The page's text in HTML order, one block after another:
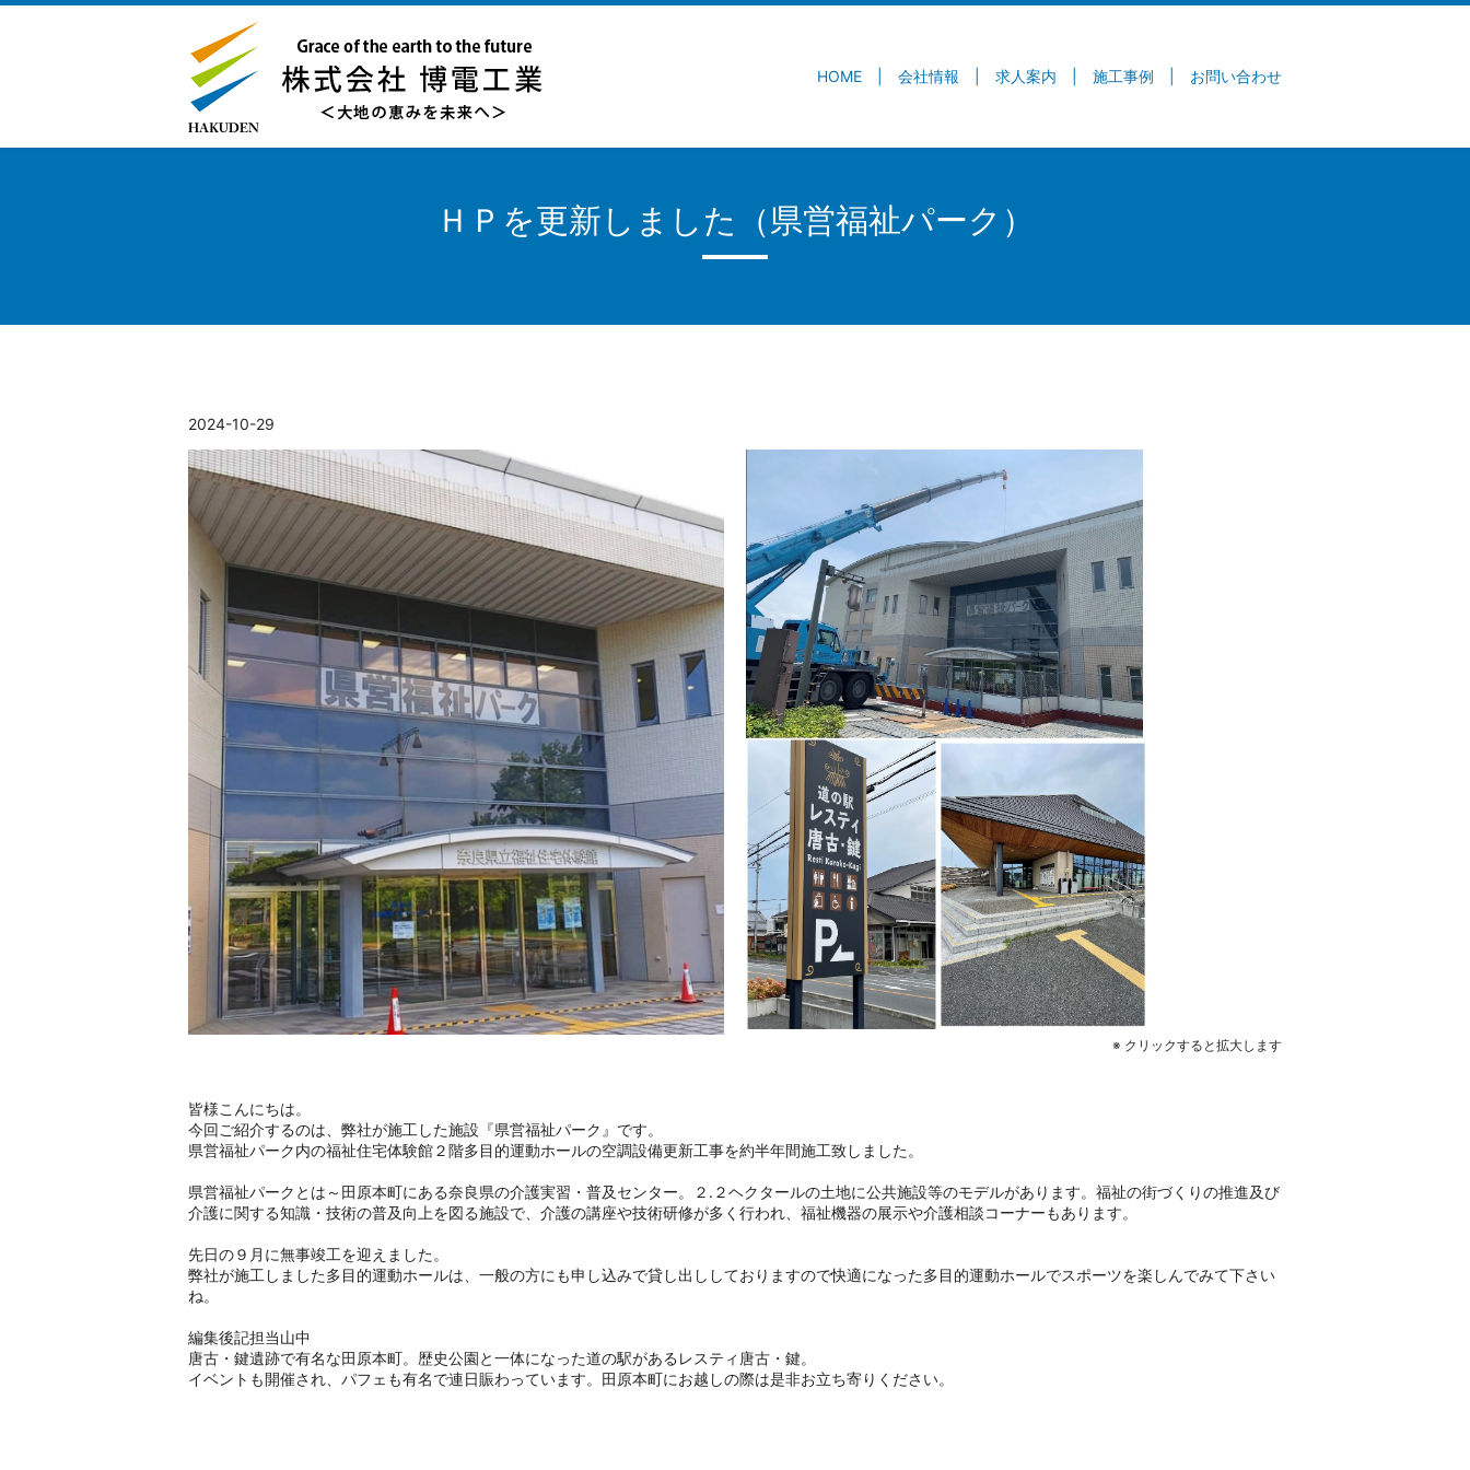
HOME 会社情報 求人案内 施工事例 お問い合わせ
ＨＰを更新しました（県営福祉パーク）
2024-10-29
※ クリックすると拡大します
皆様こんにちは。
今回ご紹介するのは、弊社が施工した施設『県営福祉パーク』です。
県営福祉パーク内の福祉住宅体験館２階多目的運動ホールの空調設備更新工事を約半年間施工致しました。
県営福祉パークとは～田原本町にある奈良県の介護実習・普及センター。２.２ヘクタールの土地に公共施設等のモデルがあります。福祉の街づくりの推進及び
介護に関する知識・技術の普及向上を図る施設で、介護の講座や技術研修が多く行われ、福祉機器の展示や介護相談コーナーもあります。
先日の９月に無事竣工を迎えました。
弊社が施工しました多目的運動ホールは、一般の方にも申し込みで貸し出ししておりますので快適になった多目的運動ホールでスポーツを楽しんでみて下さい
ね。
編集後記担当山中
唐古・鍵遺跡で有名な田原本町。歴史公園と一体になった道の駅があるレスティ唐古・鍵。
イベントも開催され、パフェも有名で連日賑わっています。田原本町にお越しの際は是非お立ち寄りください。